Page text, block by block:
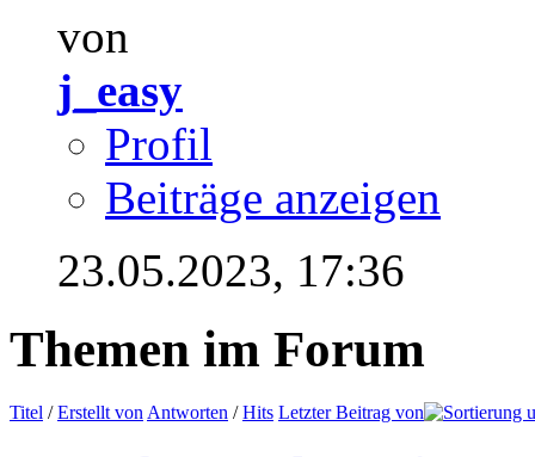
von
j_easy
Profil
Beiträge anzeigen
23.05.2023, 17:36
Themen im Forum
Titel /Erstellt von Antworten /Hits Letzter Beitrag von